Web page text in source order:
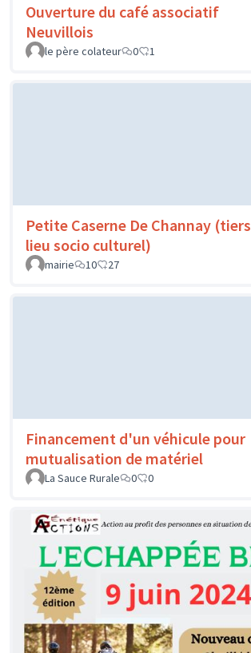
Ouverture du café associatif
Neuvillois
le père colateur
0 1
Petite Caserne De Channay (tiers
lieu socio culturel)
mairie
10 27
Financement d'un véhicule pour
mutualisation de matériel
La Sauce Rurale
0 0